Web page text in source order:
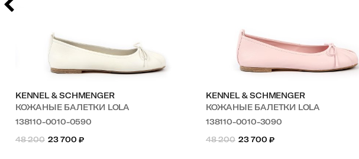
KENNEL & SCHMENGER
КОЖАНЫЕ БАЛЕТКИ LOLA
138110-0010-0590
48 200
23 700 ₽
KENNEL & SCHMENGER
КОЖАНЫЕ БАЛЕТКИ LOLA
138110-0010-3090
48 200
23 700 ₽